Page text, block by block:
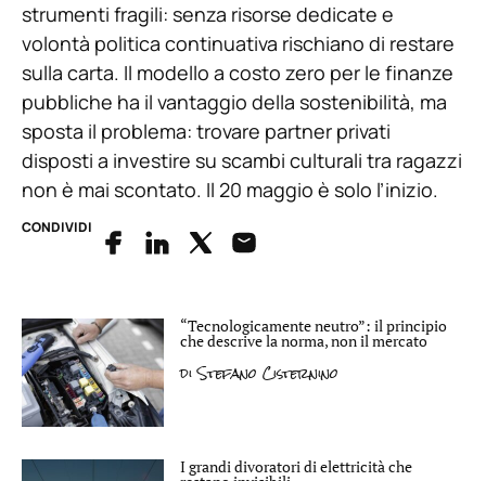
strumenti fragili: senza risorse dedicate e
volontà politica continuativa rischiano di restare
sulla carta. Il modello a costo zero per le finanze
pubbliche ha il vantaggio della sostenibilità, ma
sposta il problema: trovare partner privati
disposti a investire su scambi culturali tra ragazzi
non è mai scontato. Il 20 maggio è solo l’inizio.
CONDIVIDI
“Tecnologicamente neutro”: il principio
che descrive la norma, non il mercato
diStefano Cisternino
I grandi divoratori di elettricità che